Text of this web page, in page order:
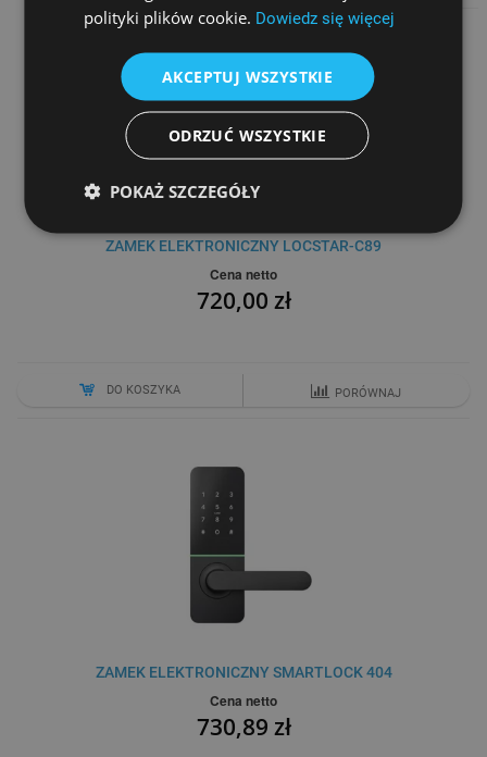
ZAMEK ELEKTRONICZNY LOCSTAR-C89
Cena netto
720,00 zł
DO KOSZYKA PORÓWNAJ
ZAMEK ELEKTRONICZNY SMARTLOCK 404
Cena netto
730,89 zł
polityki plików cookie. Dowiedz się więcej
AKCEPTUJ WSZYSTKIE
ODRZUĆ WSZYSTKIE
POKAŻ SZCZEGÓŁY